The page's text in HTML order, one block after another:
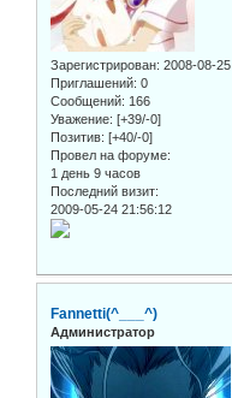
Зарегистрирован: 2008-08-25
Приглашений: 0
Сообщений: 166
Уважение: [+39/-0]
Позитив: [+40/-0]
Провел на форуме:
1 день 9 часов
Последний визит:
2009-05-24 21:56:12
Fannetti(^___^)
Администратор